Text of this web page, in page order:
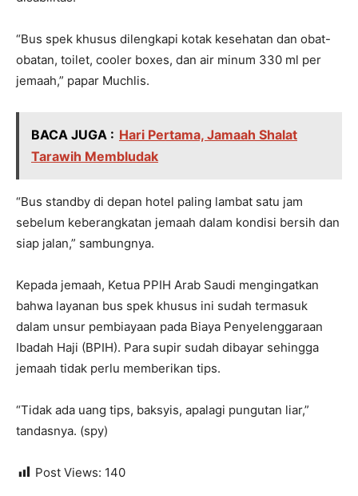
“Bus spek khusus dilengkapi kotak kesehatan dan obat-
obatan, toilet, cooler boxes, dan air minum 330 ml per
jemaah,” papar Muchlis.
BACA JUGA : Hari Pertama, Jamaah Shalat
Tarawih Membludak
“Bus standby di depan hotel paling lambat satu jam
sebelum keberangkatan jemaah dalam kondisi bersih dan
siap jalan,” sambungnya.
Kepada jemaah, Ketua PPIH Arab Saudi mengingatkan
bahwa layanan bus spek khusus ini sudah termasuk
dalam unsur pembiayaan pada Biaya Penyelenggaraan
Ibadah Haji (BPIH). Para supir sudah dibayar sehingga
jemaah tidak perlu memberikan tips.
“Tidak ada uang tips, baksyis, apalagi pungutan liar,”
tandasnya. (spy)
Post Views: 140